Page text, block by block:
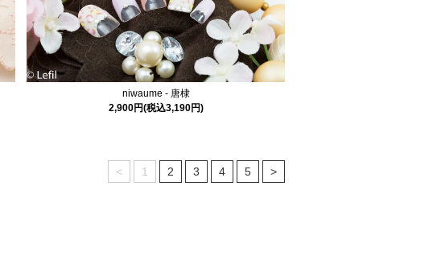
niwaume - 唐棣
2,900円(税込3,190円)
< 1 2 3 4 5 >